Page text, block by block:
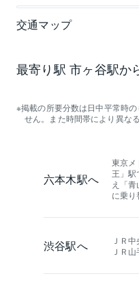
交通マップ
最寄り駅 市ヶ谷駅か
掲載の所要分数は日中平常時
せん。また時間帯により異な
六本木駅へ
東京メ
王」
え「
に乗り
渋谷駅へ
ＪＲ
ＪＲ